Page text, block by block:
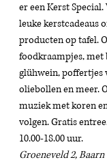
er een Kerst
leuke kerstcadeaus
producten op tafel.
foodkraampjes,
glühwein, poffertjes
oliebollen en meer.
muziek met koren
volgen. Gratis
10.00-18.00 uur.
Groeneveld 2, Baarn